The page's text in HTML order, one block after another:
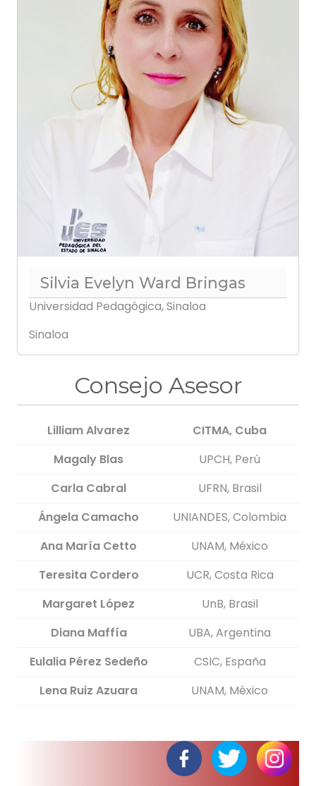
Silvia Evelyn Ward Bringas
Universidad Pedagógica, Sinaloa
Sinaloa
Consejo Asesor
Lilliam Alvarez
CITMA, Cuba
Magaly Blas
UPCH, Perú
Carla Cabral
UFRN, Brasil
Ángela Camacho
UNIANDES, Colombia
Ana María Cetto
UNAM, México
Teresita Cordero
UCR, Costa Rica
Margaret López
UnB, Brasil
Diana Maffía
UBA, Argentina
Eulalia Pérez Sedeño
CSIC, España
Lena Ruiz Azuara
UNAM, México